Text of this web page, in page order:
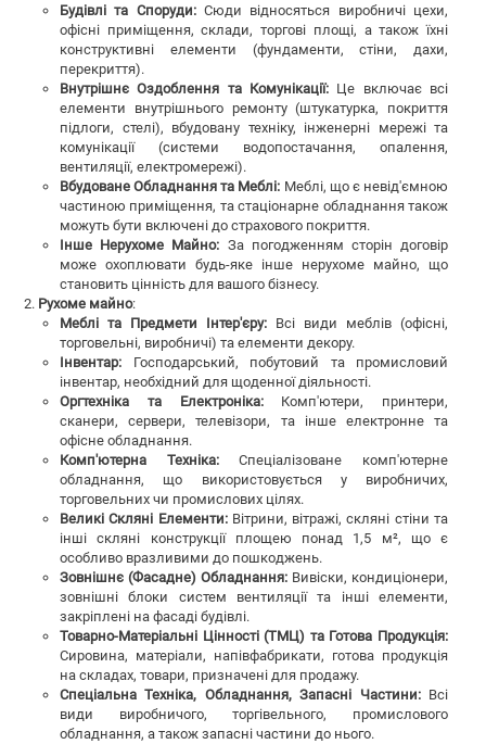
Будівлі та Споруди:Сюди відносяться виробничі цехи,
офісні приміщення, склади, торгові площі, а також їхні
конструктивні елементи (фундаменти, стіни, дахи,
перекриття).
Внутрішнє Оздоблення та Комунікації: Це включає всі
елементи внутрішнього ремонту (штукатурка, покриття
підлоги, стелі), вбудовану техніку, інженерні мережі та
комунікації (системи водопостачання, опалення,
вентиляції, електромережі).
Вбудоване Обладнання та Меблі: Меблі, що є невід'ємною
частиною приміщення, та стаціонарне обладнання також
можуть бути включені до страхового покриття.
Інше Нерухоме Майно: За погодженням сторін договір
може охоплювати будь-яке інше нерухоме майно, що
становить цінність для вашого бізнесу.
Рухоме майно:
Меблі та Предмети Інтер'єру: Всі види меблів (офісні,
торговельні, виробничі) та елементи декору.
Інвентар: Господарський, побутовий та промисловий
інвентар, необхідний для щоденної діяльності.
Оргтехніка та Електроніка:Комп'ютери, принтери,
сканери, сервери, телевізори, та інше електронне та
офісне обладнання.
Комп'ютерна Техніка:Спеціалізоване комп'ютерне
обладнання, що використовується у виробничих,
торговельних чи промислових цілях.
Великі Скляні Елементи:Вітрини, вітражі, скляні стіни та
інші скляні конструкції площею понад 1,5 м², що є
особливо вразливими до пошкоджень.
Зовнішнє (Фасадне) Обладнання: Вивіски, кондиціонери,
зовнішні блоки систем вентиляції та інші елементи,
закріплені на фасаді будівлі.
Товарно-Матеріальні Цінності (ТМЦ) та Готова Продукція:
Сировина, матеріали, напівфабрикати, готова продукція
на складах, товари, призначені для продажу.
Спеціальна Техніка, Обладнання, Запасні Частини:Всі
види виробничого, торгівельного, промислового
обладнання, а також запасні частини до нього.